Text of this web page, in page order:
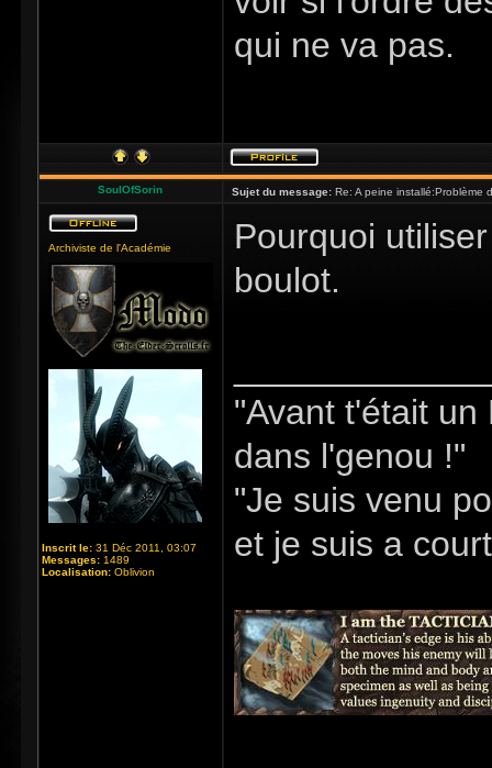
qui ne va pas.
SoulOfSorin Sujet du message: Re: A peine installé:Problème
Archiviste de l'Académie
Inscrit le: 31 Déc 2011, 03:07
Messages: 1489
Localisation: Oblivion
Pourquoi
boulot.
"Avant t'était
dans l'genou !"
"Je suis venu
et je suis a